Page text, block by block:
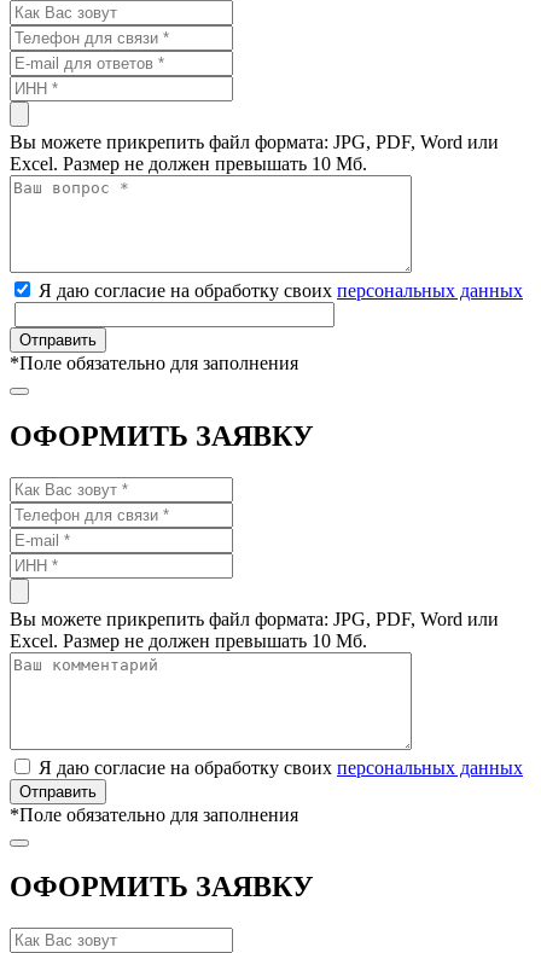
Вы можете прикрепить файл формата: JPG, PDF, Word или
Excel. Размер не должен превышать 10 Мб.
Я даю согласие на обработку своих персональных данных
*Поле обязательно для заполнения
ОФОРМИТЬ ЗАЯВКУ
Вы можете прикрепить файл формата: JPG, PDF, Word или
Excel. Размер не должен превышать 10 Мб.
Я даю согласие на обработку своих персональных данных
*Поле обязательно для заполнения
ОФОРМИТЬ ЗАЯВКУ